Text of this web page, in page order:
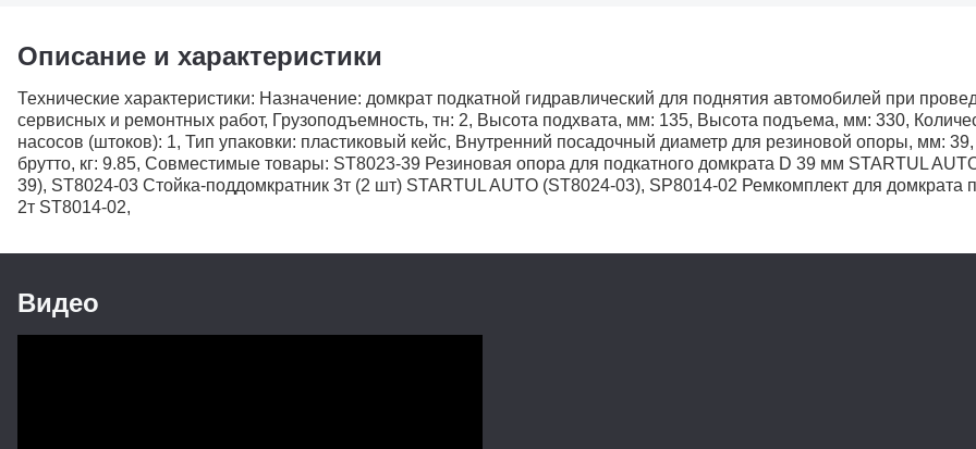
Описание и характеристики
Технические характеристики: Назначение: домкрат подкатной гидравлический для поднятия автомобилей при
сервисных и ремонтных работ, Грузоподъемность, тн: 2, Высота подхвата, мм: 135, Высота подъема, мм: 330,
насосов (штоков): 1, Тип упаковки: пластиковый кейс, Внутренний посадочный диаметр для резиновой опоры, мм:
брутто, кг: 9.85, Совместимые товары: ST8023-39 Резиновая опора для подкатного домкрата D 39 мм STARTUL
39), ST8024-03 Стойка-поддомкратник 3т (2 шт) STARTUL AUTO (ST8024-03), SP8014-02 Ремкомплект для домкрата
2т ST8014-02,
Видео